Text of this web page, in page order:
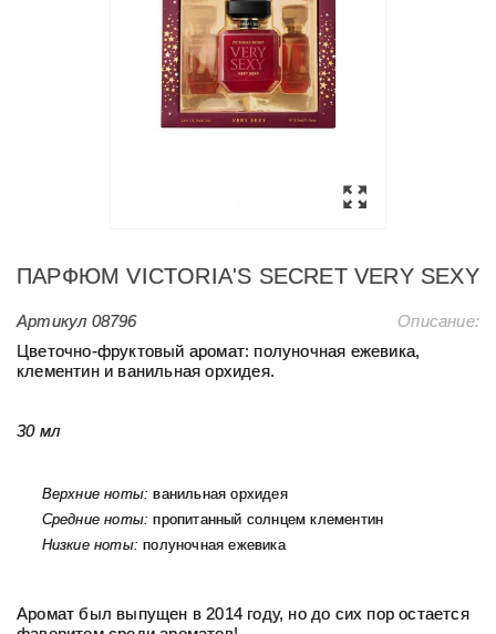
ПАРФЮМ VICTORIA'S SECRET VERY SEXY
Артикул 08796
Описание:
Цветочно-фруктовый аромат: полуночная ежевика,
клементин и ванильная орхидея.
30 мл
Верхние ноты: ванильная орхидея
Средние ноты: пропитанный солнцем клементин
Низкие ноты: полуночная ежевика
Аромат был выпущен в 2014 году, но до сих пор остается